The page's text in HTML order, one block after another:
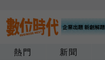
熱門 新聞